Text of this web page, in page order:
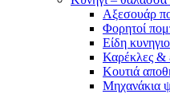
Αξεσουάρ
Φορητοί
Είδη
Καρέκλες &
Κουτιά
Μηχανάκια